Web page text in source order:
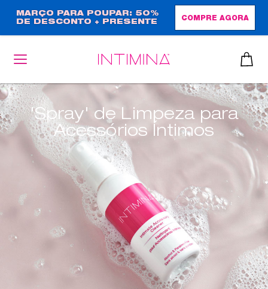
para
o
conteúdo
principal
MARÇO PARA POUPAR: 50%
DE DESCONTO + PRESENTE
COMPRE AGORA
'Spray' de Limpeza para
Acessórios Íntimos